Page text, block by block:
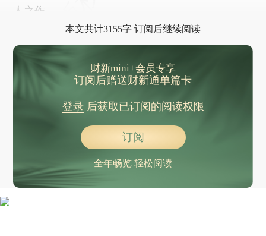
人之作。
本文共计3155字 订阅后继续阅读
财新mini+会员专享
订阅后赠送财新通单篇卡
登录后获取已订阅的阅读权限
订阅
全年畅览 轻松阅读